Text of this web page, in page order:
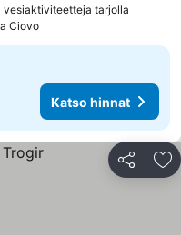
vesiaktiviteetteja tarjolla
Ciovo
Katso hinnat
Jaa